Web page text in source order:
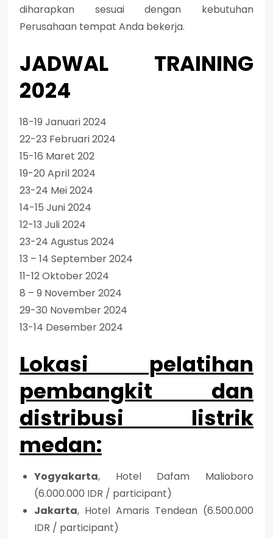
diharapkan sesuai dengan kebutuhan
Perusahaan tempat Anda bekerja.
JADWAL TRAINING
2024
18-19 Januari 2024
22-23 Februari 2024
15-16 Maret 202
19-20 April 2024
23-24 Mei 2024
14-15 Juni 2024
12-13 Juli 2024
23-24 Agustus 2024
13 – 14 September 2024
11-12 Oktober 2024
8 – 9 November 2024
29-30 November 2024
13-14 Desember 2024
Lokasi pelatihan
pembangkit dan
distribusi listrik
medan:
Yogyakarta, Hotel Dafam Malioboro
(6.000.000 IDR / participant)
Jakarta, Hotel Amaris Tendean (6.500.000
IDR / participant)